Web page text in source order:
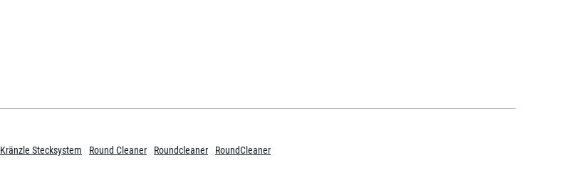
Kränzle Stecksystem Round Cleaner Roundcleaner RoundCleaner